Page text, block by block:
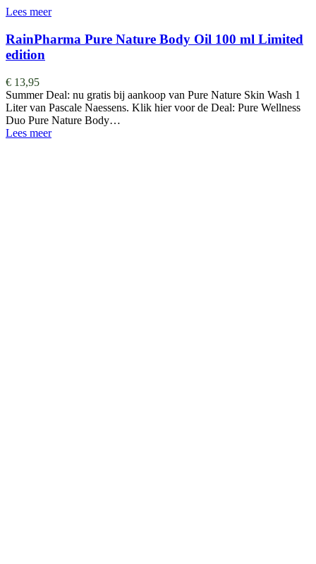
Lees meer
RainPharma Pure Nature Body Oil 100 ml Limited
edition
€ 13,95
Summer Deal: nu gratis bij aankoop van Pure Nature Skin Wash 1
Liter van Pascale Naessens. Klik hier voor de Deal: Pure Wellness
Duo Pure Nature Body…
Lees meer